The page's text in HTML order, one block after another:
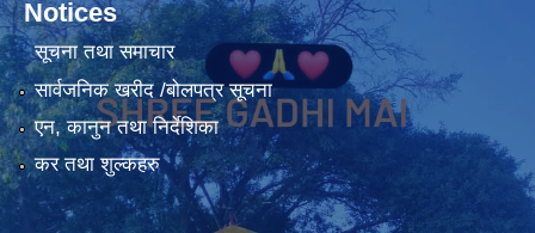
Notices
सूचना तथा समाचार
सार्वजनिक खरीद /बोलपत्र सूचना
एन, कानुन तथा निर्देशिका
कर तथा शुल्कहरु